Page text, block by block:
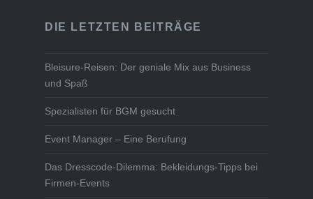
DIE LETZTEN BEITRÄGE
Bleisure-Reisen: Der geniale Mix aus Business
und Spaß
Spezialisten für BGM gesucht
Event Manager – Eine Berufung
Das Dresscode-Dilemma: Bekleidungs-Tipps bei
Firmen-Events